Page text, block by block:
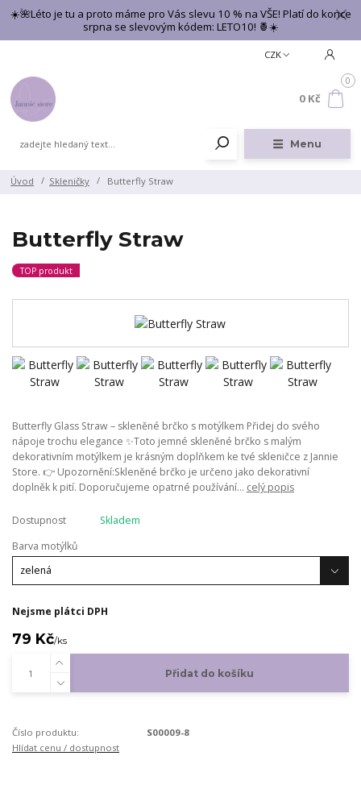
☀️🌺Léto je tu a proto máme pro Vás slevu 10 % na VŠE! Platí do konce
srpna se slevovým kódem: LETO10! 🍍☀️
Menu
CZK
0
0 Kč
Úvod Skleničky Butterfly Straw
Butterfly Straw
TOP produkt
Butterfly Glass Straw – skleněné brčko s motýlkem Přidej do svého
nápoje trochu elegance ✨Toto jemné skleněné brčko s malým
dekorativním motýlkem je krásným doplňkem ke tvé skleničce z Jannie
Store. 👉 Upozornění:Skleněné brčko je určeno jako dekorativní
doplněk k pití. Doporučujeme opatrné používání... celý popis
Dostupnost
Skladem
Barva motýlků
Nejsme plátci DPH
79 Kč/ks
Přidat do košíku
Číslo produktu:
S00009-8
Hlídat cenu / dostupnost